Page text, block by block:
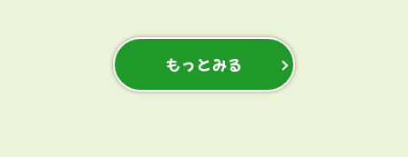
もっとみる